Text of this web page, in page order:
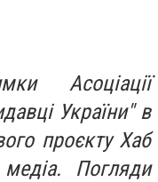
Асоціації
України" в
проєкту Хаб
медіа. Погляди